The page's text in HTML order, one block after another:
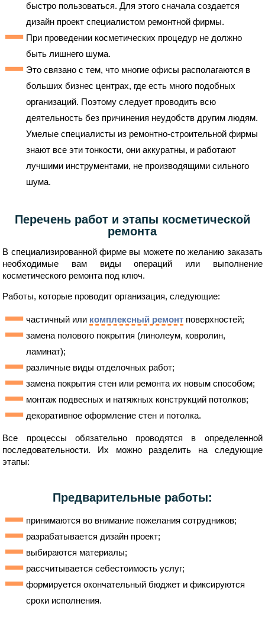
быстро пользоваться. Для этого сначала создается
дизайн проект специалистом ремонтной фирмы.
При проведении косметических процедур не должно
быть лишнего шума.
Это связано с тем, что многие офисы располагаются в
больших бизнес центрах, где есть много подобных
организаций. Поэтому следует проводить всю
деятельность без причинения неудобств другим людям.
Умелые специалисты из ремонтно-строительной фирмы
знают все эти тонкости, они аккуратны, и работают
лучшими инструментами, не производящими сильного
шума.
Перечень работ и этапы косметической
ремонта
В специализированной фирме вы можете по желанию заказать
необходимые вам виды операций или выполнение
косметического ремонта под ключ.
Работы, которые проводит организация, следующие:
частичный или комплексный ремонт поверхностей;
замена полового покрытия (линолеум, ковролин,
ламинат);
различные виды отделочных работ;
замена покрытия стен или ремонта их новым способом;
монтаж подвесных и натяжных конструкций потолков;
декоративное оформление стен и потолка.
Все процессы обязательно проводятся в определенной
последовательности. Их можно разделить на следующие
этапы:
Предварительные работы:
принимаются во внимание пожелания сотрудников;
разрабатывается дизайн проект;
выбираются материалы;
рассчитывается себестоимость услуг;
формируется окончательный бюджет и фиксируются
сроки исполнения.